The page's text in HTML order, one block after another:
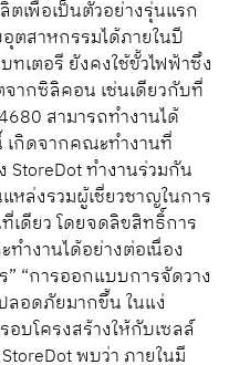
ตเพื่อเป็นตัวอย่างรุ่นแรก
ตสาหกรรมได้ภายในปี
เตอรี ยังคงใช้ขั้วไฟฟ้าซึ่ง
ากซิลิคอน เช่นเดียวกับที่
สามารถทำงานได้
เกิดจากคณะทำงานที่
StoreDot ทำงานร่วมกัน
ล่งรวมผู้เชี่ยวชาญในการ
เดียว โดยจดลิขสิทธิ์การ
ทำงานได้อย่างต่อเนื่อง
“การออกแบบการจัดวาง
ลอดภัยมากขึ้น ในแง่
บโครงสร้างให้กับเซลล์
พบว่า ภายในมี